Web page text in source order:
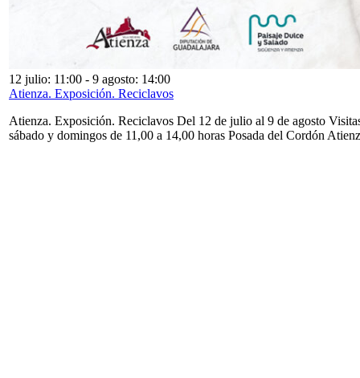
12 julio: 11:00 - 9 agosto: 14:00
Atienza. Exposición. Reciclavos
Atienza. Exposición. Reciclavos Del 12 de julio al 9 de agosto
sábado y domingos de 11,00 a 14,00 horas Posada del Cordón